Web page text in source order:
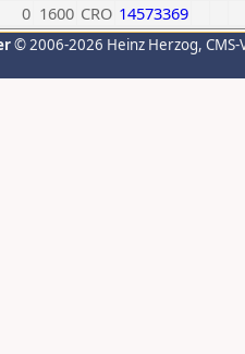
0 1600 CRO 14573369
© 2006-2026 Heinz Herzog,